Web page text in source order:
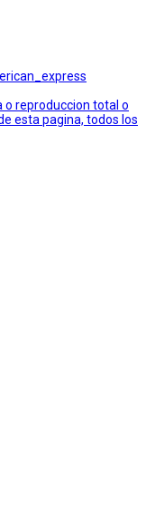
o reproduccion total o
esta pagina, todos los